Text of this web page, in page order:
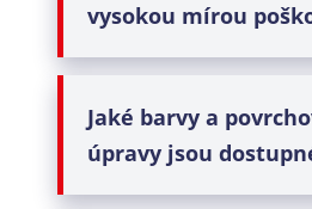
vysokou mírou
Jaké barvy a
úpravy jsou